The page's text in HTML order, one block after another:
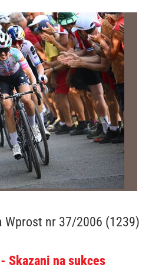
Wprost nr 37/2006 (1239)
Skazani na sukces